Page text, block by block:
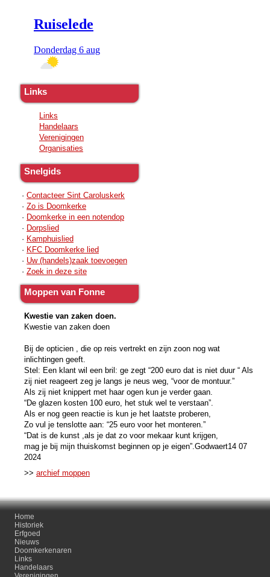
Links
Links
Handelaars
Verenigingen
Organisaties
Snelgids
· Contacteer Sint Caroluskerk
· Zo is Doomkerke
· Doomkerke in een notendop
· Dorpslied
· Kamphuislied
· KFC Doomkerke lied
· Uw (handels)zaak toevoegen
· Zoek in deze site
Moppen van Fonne
Kwestie van zaken doen.
Kwestie van zaken doen
Bij de opticien , die op reis vertrekt en zijn zoon nog wat
inlichtingen geeft.
Stel: Een klant wil een bril: ge zegt “200 euro dat is niet duur “ Als
zij niet reageert zeg je langs je neus weg, “voor de montuur.”
Als zij niet knippert met haar ogen kun je verder gaan.
“De glazen kosten 100 euro, het stuk wel te verstaan”.
Als er nog geen reactie is kun je het laatste proberen,
Zo vul je tenslotte aan: “25 euro voor het monteren.”
“Dat is de kunst ,als je dat zo voor mekaar kunt krijgen,
mag je bij mijn thuiskomst beginnen op je eigen”.Godwaert14 07
2024
>> archief moppen
Home
Historiek
Erfgoed
Nieuws
Doomkerkenaren
Links
Handelaars